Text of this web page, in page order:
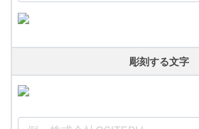
彫刻する文字